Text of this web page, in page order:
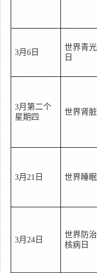
3月6 日
世界青
日
3月第二个
星期四
世界肾脏
3月 21 日 世界睡眠
3月 24 日
世界防
核病日